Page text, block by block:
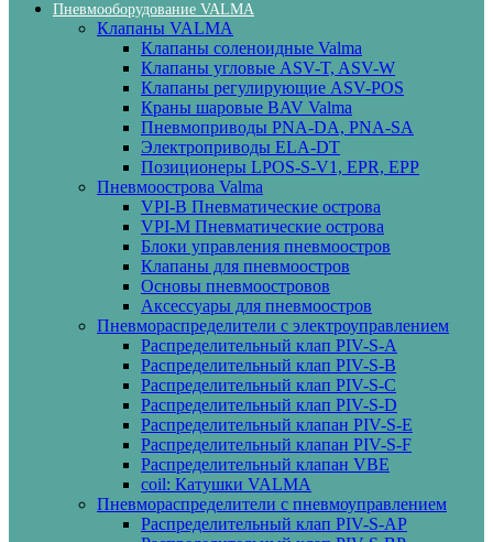
Пневмооборудование VALMA
Клапаны VALMA
Клапаны соленоидные Valma
Клапаны угловые ASV-T, ASV-W
Клапаны регулирующие ASV-POS
Краны шаровые BAV Valma
Пневмоприводы PNA-DA, PNA-SA
Электроприводы ELA-DT
Позиционеры LPOS-S-V1, EPR, EPP
Пневмоострова Valma
VPI-B Пневматические острова
VPI-M Пневматические острова
Блоки управления пневмоостров
Клапаны для пневмоостров
Основы пневмоостровов
Аксессуары для пневмоостров
Пневмораспределители с электроуправлением
Распределительный клап PIV-S-A
Распределительный клап PIV-S-B
Распределительный клап PIV-S-C
Распределительный клап PIV-S-D
Распределительный клапан PIV-S-E
Распределительный клапан PIV-S-F
Распределительный клапан VBE
coil: Катушки VALMA
Пневмораспределители с пневмоуправлением
Распределительный клап PIV-S-AP